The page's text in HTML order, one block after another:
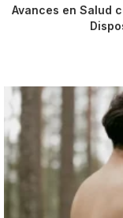
Avances en Salud